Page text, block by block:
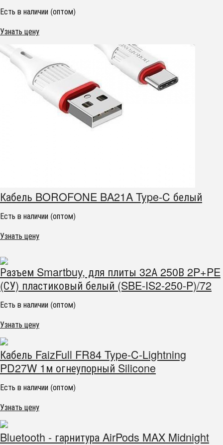
Есть в наличии (оптом)
Узнать цену
Кабель BOROFONE BA21A Type-C белый
Есть в наличии (оптом)
Узнать цену
Разъем Smartbuy, для плиты 32А 250В 2P+PE
(СУ) пластиковый белый (SBE-IS2-250-P)/72
Есть в наличии (оптом)
Узнать цену
Кабель FaizFull FR84 Type-C-Lightning
PD27W 1м огнеупорный Silicone
Есть в наличии (оптом)
Узнать цену
Bluetooth - гарнитура AirPods MAX Midnight